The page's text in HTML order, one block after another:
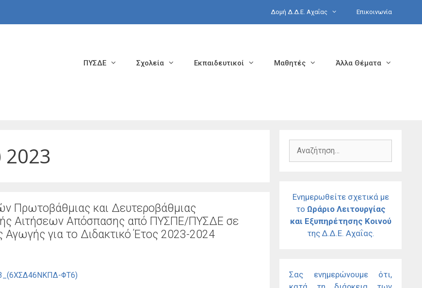
Δομή Δ.Δ.Ε. Αχαΐας Επικοινωνία
ΠΥΣΔΕ Σχολεία Εκπαιδευτικοί Μαθητές Άλλα Θέματα
2023
Πρωτοβάθμιας και Δευτεροβάθμιας
Αιτήσεων Απόσπασης από ΠΥΣΠΕ/ΠΥΣΔΕ σε
για το Διδακτικό Έτος 2023-2024
ΦΤ6)
Αναζήτηση
Ενημερωθείτε σχετικά με
το Ωράριο Λειτουργίας
και Εξυπηρέτησης Κοινού
της Δ.Δ.Ε. Αχαΐας.
Σας ενημερώνουμε ότι,